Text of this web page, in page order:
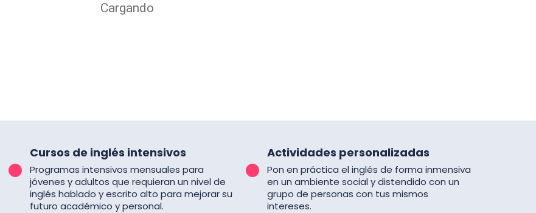
Cargando
Cursos de inglés intensivos
Programas intensivos mensuales para
jóvenes y adultos que requieran un nivel de
inglés hablado y escrito alto para mejorar su
futuro académico y personal.
Actividades personalizadas
Pon en práctica el inglés de forma inmensiva
en un ambiente social y distendido con un
grupo de personas con tus mismos
intereses.